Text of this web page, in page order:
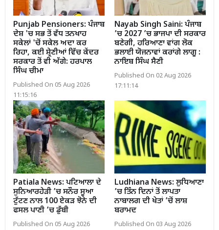
Punjab Pensioners: ਪੰਜਾਬ
ਦੇਸ਼ 'ਚ ਸਭ ਤੋਂ ਵੱਧ ਤਨਖਾਹ
ਸਕੇਲਾਂ 'ਚੋਂ ਸਕੇਲ ਅਦਾ ਕਰ
ਰਿਹਾ, ਕਈ ਸ਼੍ਰੇਣੀਆਂ ਵਿੱਚ ਕੇਂਦਰ
ਸਰਕਾਰ ਤੋਂ ਵੀ ਅੱਗੇ: ਹਰਪਾਲ
ਸਿੰਘ ਚੀਮਾ
Published On 05 Aug 2026
11:15:16
Nayab Singh Saini: ਪੰਜਾਬ
’ਚ 2027 ’ਚ ਭਾਜਪਾ ਦੀ ਸਰਕਾਰ
ਬਣੇਗੀ, ਹਰਿਆਣਾ ਵਾਂਗ ਲੋਕ
ਭਲਾਈ ਯੋਜਨਾਵਾਂ ਕਰਾਂਗੇ ਲਾਗੂ :
ਨਾਇਬ ਸਿੰਘ ਸੈਣੀ
Published On 02 Aug 2026
17:11:14
Patiala News: ਪਟਿਆਲਾ ਦੇ
ਸੁਨਿਆਰਹੇੜੀ ’ਚ ਸਨੌਰ ਸੂਆ
ਟੁੱਟਣ ਨਾਲ 100 ਏਕੜ ਝੋਨੇ ਦੀ
ਫਸਲ ਪਾਣੀ ’ਚ ਡੁੱਬੀ
Published On 05 Aug 2026
Ludhiana News: ਲੁਧਿਆਣਾ
’ਚ ਤਿੰਨ ਦਿਨਾਂ ਤੋਂ ਲਾਪਤਾ
ਨਾਬਾਲਗ ਦੀ ਖੇਤਾਂ ’ਚੋਂ ਲਾਸ਼
ਬਰਾਮਦ
Published On 03 Aug 2026